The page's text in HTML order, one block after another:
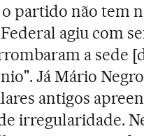
partido não tem
Federal agiu com
a sede
Já Mário
antigos
irregularidade.